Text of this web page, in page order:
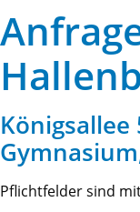
Königsallee
Pflichtfelder sind